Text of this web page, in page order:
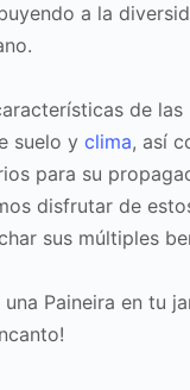
a la
de las
suelo y clima, así
para su
disfrutar de
sus múltiples
una Paineira en tu